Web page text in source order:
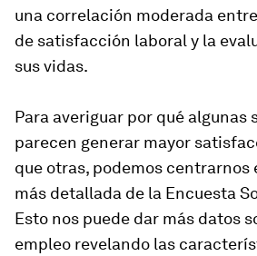
una correlación moderada
de satisfacción laboral y la
sus vidas.
Para averiguar por qué algunas
parecen generar mayor
que otras, podemos centrarnos
más detallada de la Encuesta
Esto nos puede dar más datos
empleo revelando las